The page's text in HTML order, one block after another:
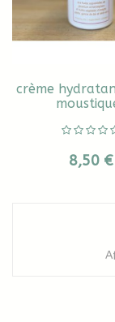
crème
8,50 €